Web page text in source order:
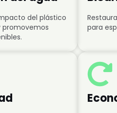
del plástico
promovemos
para